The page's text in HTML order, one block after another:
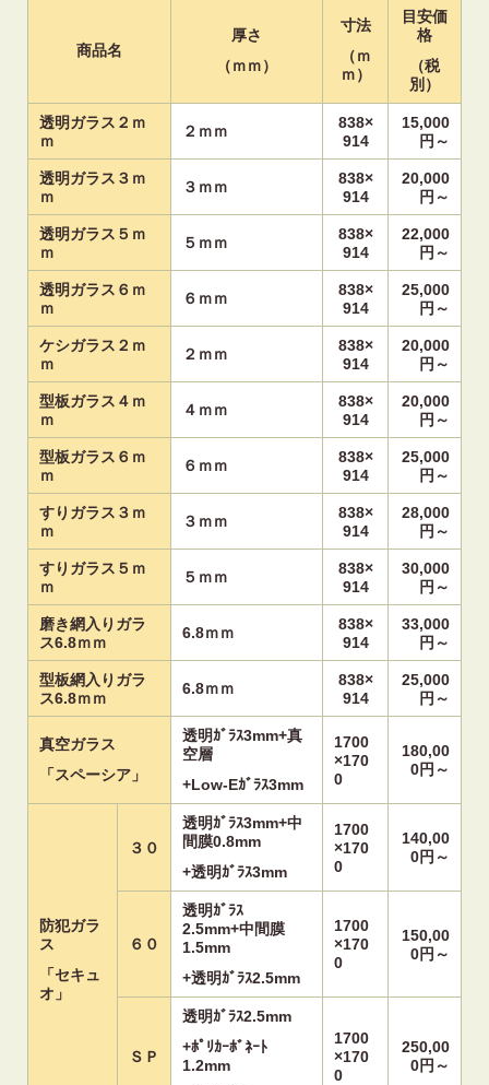
商品名
厚さ
（ｍｍ）
寸法
（ｍ
ｍ）
目安価
格
（税
別）
透明ガラス２ｍ
ｍ
２ｍｍ
838×
914
15,000
円～
透明ガラス３ｍ
ｍ
３ｍｍ
838×
914
20,000
円～
透明ガラス５ｍ
ｍ
５ｍｍ
838×
914
22,000
円～
透明ガラス６ｍ
ｍ
６ｍｍ
838×
914
25,000
円～
ケシガラス２ｍ
ｍ
２ｍｍ
838×
914
20,000
円～
型板ガラス４ｍ
ｍ
４ｍｍ
838×
914
20,000
円～
型板ガラス６ｍ
ｍ
６ｍｍ
838×
914
25,000
円～
すりガラス３ｍ
ｍ
３ｍｍ
838×
914
28,000
円～
すりガラス５ｍ
ｍ
５ｍｍ
838×
914
30,000
円～
磨き網入りガラ
ス6.8ｍｍ
6.8ｍｍ
838×
914
33,000
円～
型板網入りガラ
ス6.8ｍｍ
6.8ｍｍ
838×
914
25,000
円～
真空ガラス
「スペーシア」
透明ｶﾞﾗｽ3mm+真
空層
+Low-Eｶﾞﾗｽ3mm
1700
×170
0
180,00
0円～
防犯ガラ
ス
「セキュ
オ」
３０
透明ｶﾞﾗｽ3mm+中
間膜0.8mm
+透明ｶﾞﾗｽ3mm
1700
×170
0
140,00
0円～
６０
透明ｶﾞﾗｽ
2.5mm+中間膜
1.5mm
+透明ｶﾞﾗｽ2.5mm
1700
×170
0
150,00
0円～
ＳＰ
透明ｶﾞﾗｽ2.5mm
+ﾎﾟﾘｶｰﾎﾞﾈｰﾄ
1.2mm
1700
×170
0
250,00
0円～